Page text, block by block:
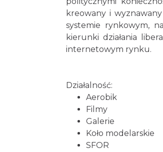
kreowany i
systemie rynkowym,
kierunki działania
internetowym rynku.
Działalność:
Aerobik
Filmy
Galerie
Koło modelarskie
SFOR